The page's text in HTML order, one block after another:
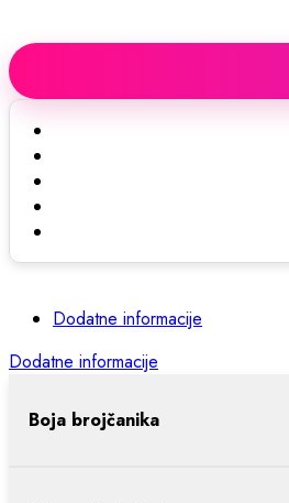
Dodatne informacije
Dodatne informacije
Boja brojčanika